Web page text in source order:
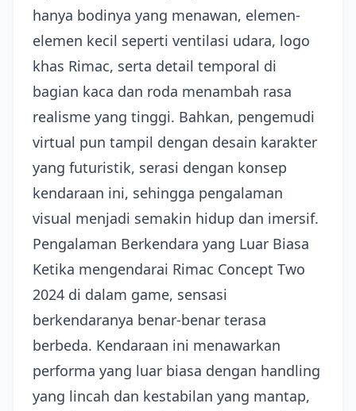
hanya bodinya yang menawan, elemen-
elemen kecil seperti ventilasi udara, logo
khas Rimac, serta detail temporal di
bagian kaca dan roda menambah rasa
realisme yang tinggi. Bahkan, pengemudi
virtual pun tampil dengan desain karakter
yang futuristik, serasi dengan konsep
kendaraan ini, sehingga pengalaman
visual menjadi semakin hidup dan imersif.
Pengalaman Berkendara yang Luar Biasa
Ketika mengendarai Rimac Concept Two
2024 di dalam game, sensasi
berkendaranya benar-benar terasa
berbeda. Kendaraan ini menawarkan
performa yang luar biasa dengan handling
yang lincah dan kestabilan yang mantap,